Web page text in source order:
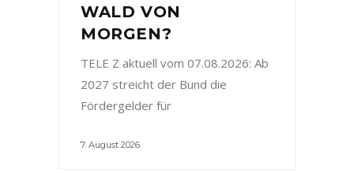
WALD VON
MORGEN?
TELE Z aktuell vom 07.08.2026: Ab
2027 streicht der Bund die
Fördergelder für
7. August 2026